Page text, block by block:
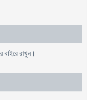
বাইরে রাখুন।